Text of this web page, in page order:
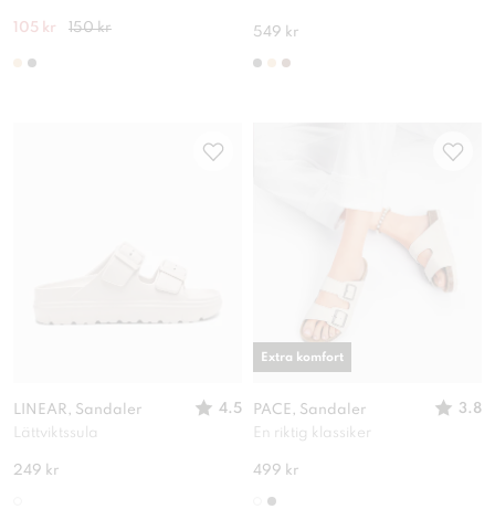
105 kr 150 kr 549 kr
LINEAR, Sandaler
4.5
Lättviktssula
249 kr
PACE, Sandaler
3.8
En riktig klassiker
499 kr
Extra komfort